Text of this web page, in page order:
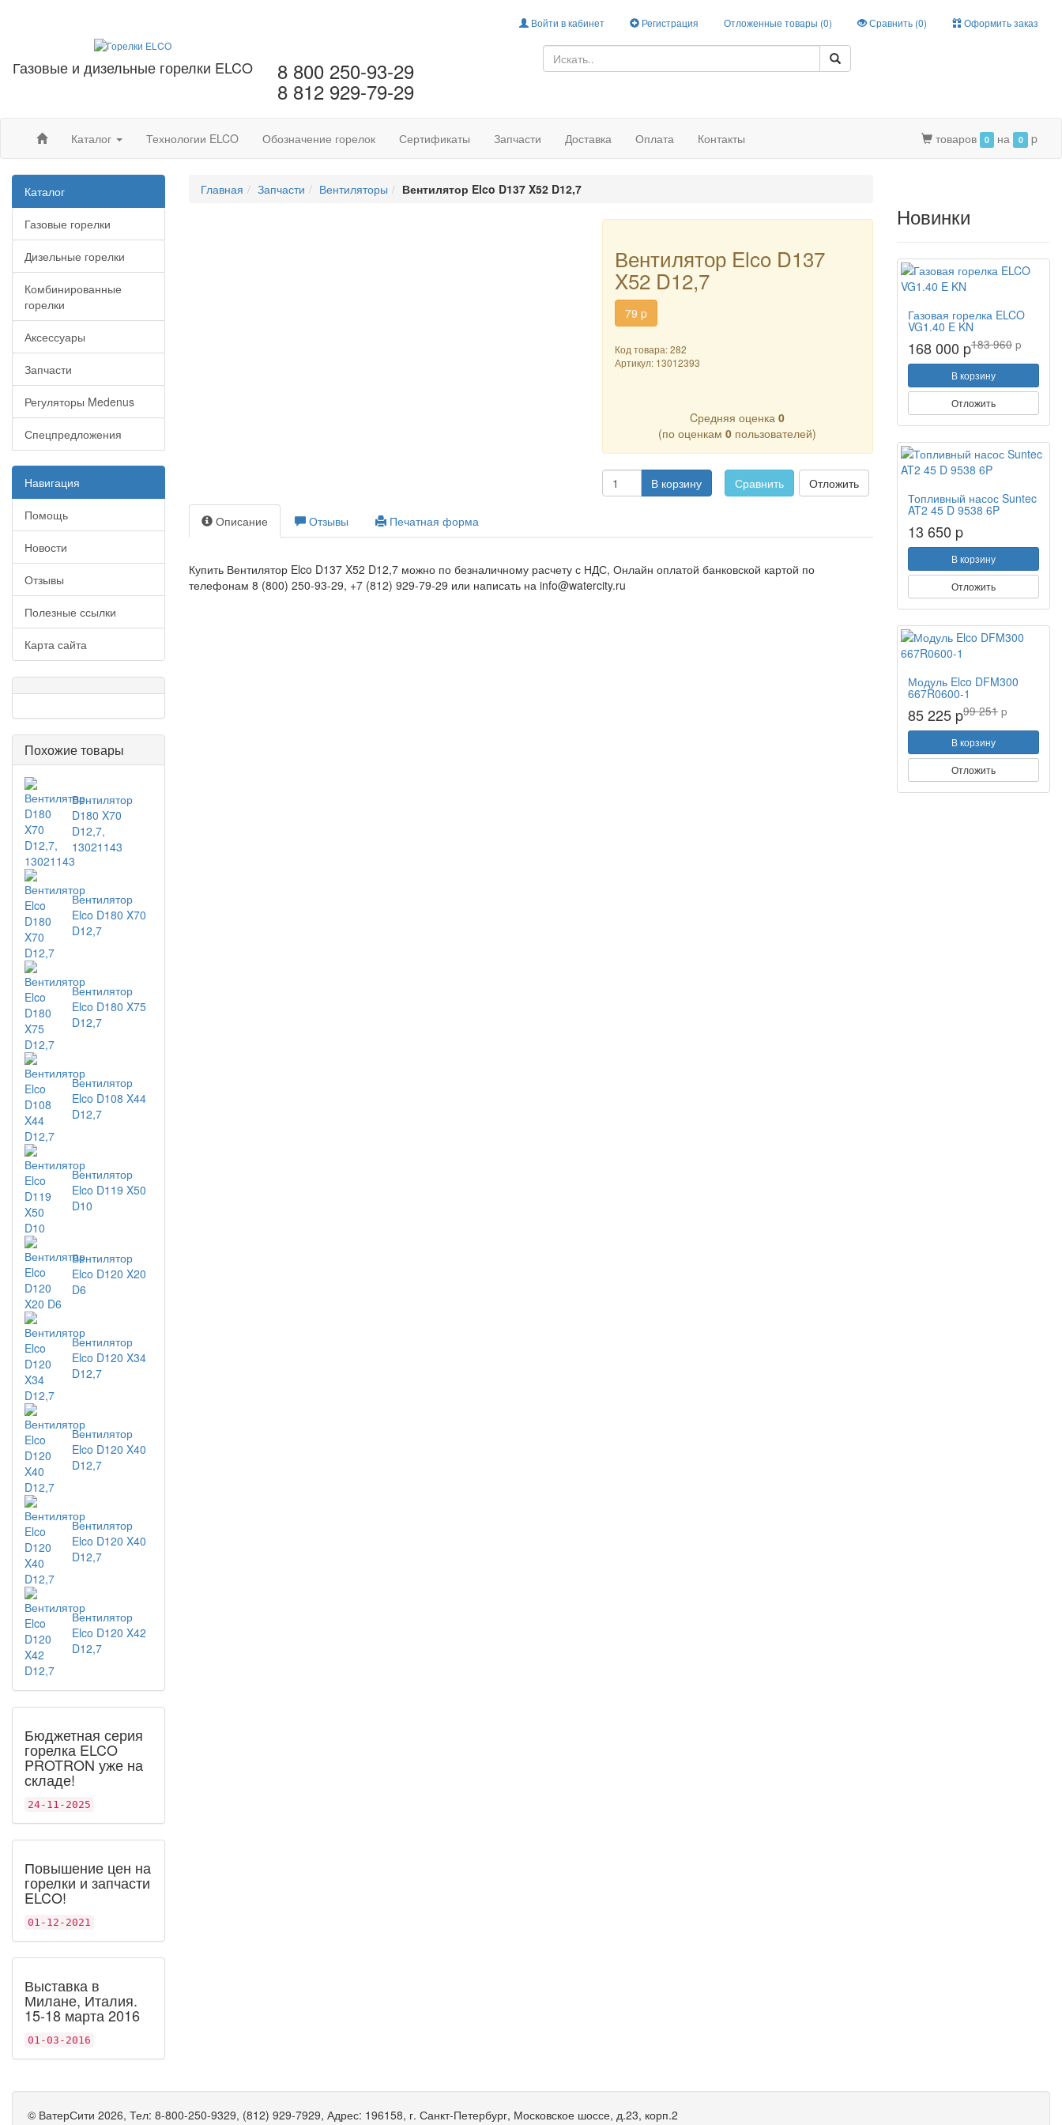
Газовые и дизельные горелки ELCO
Войти в кабинет Регистрация Отложенные товары (0) Сравнить (0) Оформить заказ
8 800 250-93-29
8 812 929-79-29
Каталог Технологии ELCO Обозначение горелок Сертификаты Запчасти Доставка Оплата Контакты товаров 0 на 0 p
Каталог
Газовые горелки
Дизельные горелки
Комбинированные
горелки
Аксессуары
Запчасти
Регуляторы Medenus
Спецпредложения
Навигация
Помощь
Новости
Отзывы
Полезные ссылки
Карта сайта
Похожие товары
Вентилятор
D180 X70
D12,7,
13021143
Вентилятор
Elco D180 X70
D12,7
Вентилятор
Elco D180 X75
D12,7
Вентилятор
Elco D108 X44
D12,7
Вентилятор
Elco D119 X50
D10
Вентилятор
Elco D120 X20
D6
Вентилятор
Elco D120 X34
D12,7
Вентилятор
Elco D120 X40
D12,7
Вентилятор
Elco D120 X40
D12,7
Вентилятор
Elco D120 X42
D12,7
Бюджетная серия
горелка ELCO
PROTRON уже на
складе!
24-11-2025
Повышение цен на
горелки и запчасти
ELCO!
01-12-2021
Выставка в
Милане, Италия.
15-18 марта 2016
01-03-2016
Главная Запчасти Вентиляторы Вентилятор Elco D137 X52 D12,7
Вентилятор Elco D137
X52 D12,7
79 p
Код товара: 282
Артикул:13012393
Cредняя оценка0
(по оценкам0 пользователей)
В корзину Сравнить Отложить
Описание Отзывы Печатная форма
Купить Вентилятор Elco D137 X52 D12,7 можно по безналичному расчету с НДС, Онлайн оплатой банковской картой по
телефонам 8 (800) 250-93-29, +7 (812) 929-79-29 или написать на info@watercity.ru
Новинки
Газовая горелка ELCO
VG1.40 E KN
168 000 p183 960 p
В корзину
Отложить
Топливный насос Suntec
AT2 45 D 9538 6P
13 650 p
В корзину
Отложить
Модуль Elco DFM300
667R0600-1
85 225 p99 251 p
В корзину
Отложить
© ВатерСити 2026, Тел: 8-800-250-9329, (812) 929-7929, Адрес: 196158, г. Санкт-Петербург, Московское шоссе, д.23, корп.2